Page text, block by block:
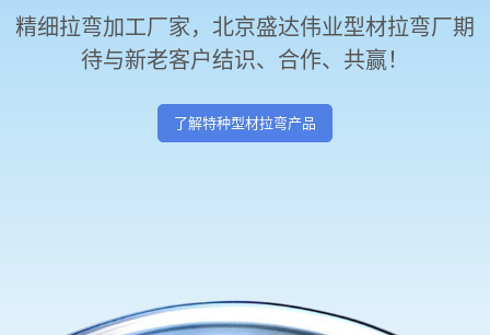
精细拉弯加工厂家，北京盛达伟业型材拉弯厂期
待与新老客户结识、合作、共赢！
了解特种型材拉弯产品